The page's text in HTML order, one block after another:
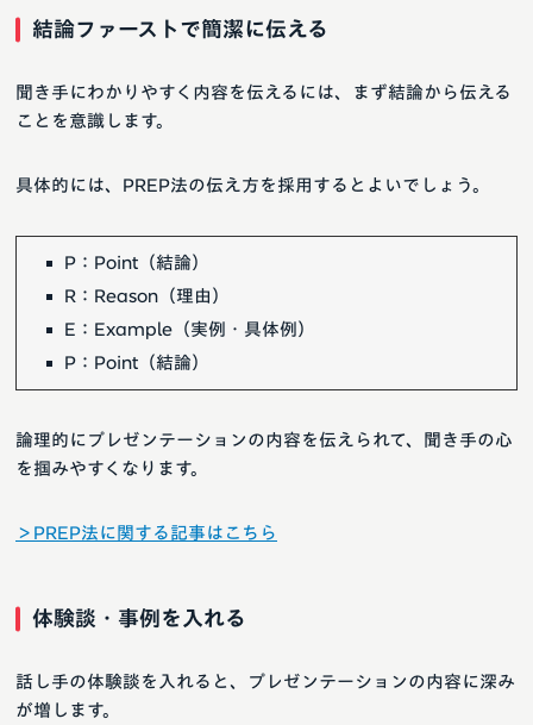
結論ファーストで簡潔に伝える
聞き手にわかりやすく内容を伝えるには、まず結論から伝える
ことを意識します。
具体的には、PREP法の伝え方を採用するとよいでしょう。
P：Point（結論）
R：Reason（理由）
E：Example（実例・具体例）
P：Point（結論）
論理的にプレゼンテーションの内容を伝えられて、聞き手の心
を掴みやすくなります。
＞PREP法に関する記事はこちら
体験談・事例を入れる
話し手の体験談を入れると、プレゼンテーションの内容に深み
が増します。